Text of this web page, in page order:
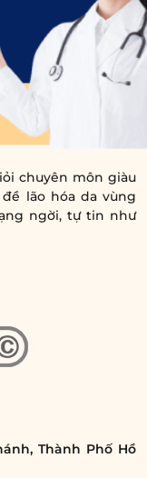
Hóa Vùng Mắt
chuyên môn giàu
lão hóa da vùng
ngời, tự tin như
Thành Phố Hồ